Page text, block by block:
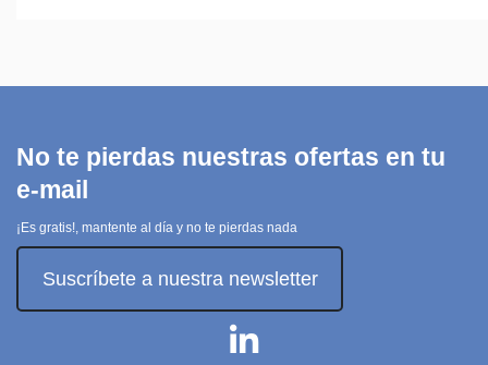
No te pierdas nuestras ofertas en tu
e-mail
¡Es gratis!, mantente al día y no te pierdas nada
Suscríbete a nuestra newsletter